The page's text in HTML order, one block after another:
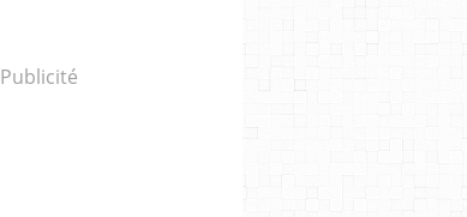
Publicité